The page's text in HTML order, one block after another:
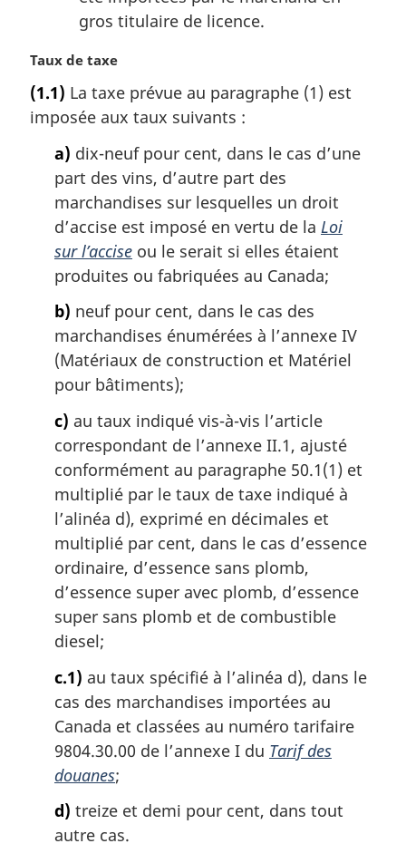
gros titulaire de licence.
N
t
e
Taux de taxe
(1.1) La taxe prévue au paragraphe (1) est
imposée aux taux suivants :
a) dix-neuf pour cent, dans le cas d’une
part des vins, d’autre part des
marchandises sur lesquelles un droit
d’accise est imposé en vertu de la Loi
sur l’accise ou le serait si elles étaient
produites ou fabriquées au Canada;
b) neuf pour cent, dans le cas des
marchandises énumérées à l’annexe IV
(Matériaux de construction et Matériel
pour bâtiments);
c) au taux indiqué vis-à-vis l’article
correspondant de l’annexe II.1, ajusté
conformément au paragraphe 50.1(1) et
multiplié par le taux de taxe indiqué à
l’alinéa d), exprimé en décimales et
multiplié par cent, dans le cas d’essence
ordinaire, d’essence sans plomb,
d’essence super avec plomb, d’essence
super sans plomb et de combustible
diesel;
c.1) au taux spécifié à l’alinéa d), dans le
cas des marchandises importées au
Canada et classées au numéro tarifaire
9804.30.00 de l’annexe I du Tarif des
douanes;
d) treize et demi pour cent, dans tout
autre cas.